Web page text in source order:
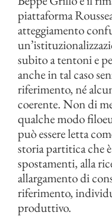
piattaforma
atteggiamento
subito a tentoni e
anche in tal caso
riferimento, né
coerente. Non di
qualche modo
può essere letta
storia partitica che
spostamenti, alla
allargamento di
riferimento,
produttivo.